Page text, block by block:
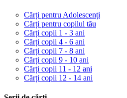
Cărți pentru Adolescenți
Cărți pentru copilul tău
Cărți copii 1 - 3 ani
Cărți copii 4 - 6 ani
Cărți copii 7 - 8 ani
Cărți copii 9 - 10 ani
Cărți copii 11 - 12 ani
Cărți copii 12 - 14 ani